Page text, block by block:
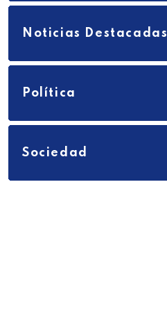
Noticias Destacadas
Política
Sociedad